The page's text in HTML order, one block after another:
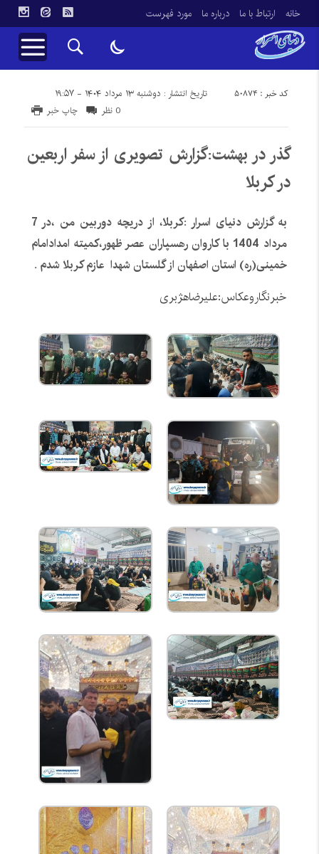
خانه ارتباط با ما درباره ما مورد فهرست
تاریخ انتشار : دوشنبه ۱۳ مرداد ۱۴۰۴ - ۱۹:۵۷ کد خبر : 50874
چاپ خبر 0 نظر
گذر در بهشت:گزارش تصویری از سفر اربعین
در کربلا
به گزارش دنیای اسرار :کربلا، از دریچه دوربین من ،در 7
مرداد 1404 با کاروان رهسپاران عصر ظهور،کمیته امدادامام
خمینی(ره) استان اصفهان از گلستان شهدا عازم کربلا شدم .
خبرنگاروعکاس:علیرضاهژبری